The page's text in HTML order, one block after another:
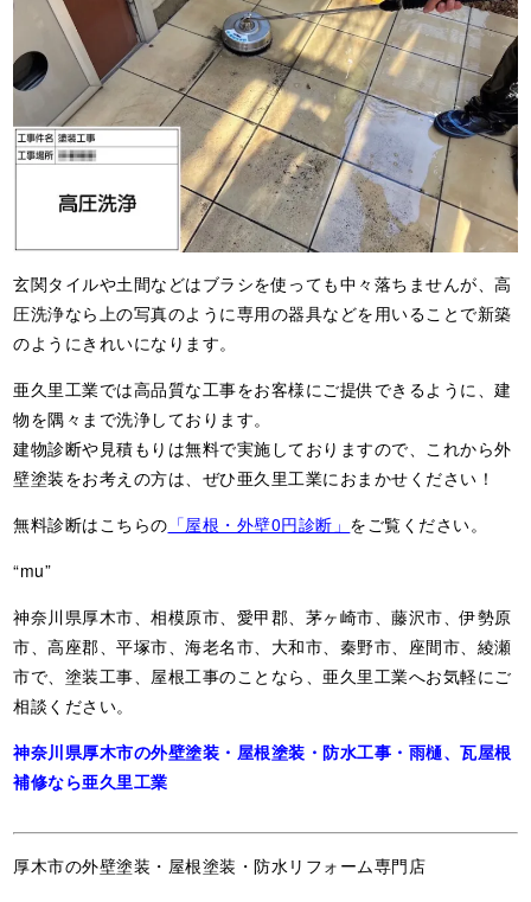
玄関タイルや土間などはブラシを使っても中々落ちませんが、高
圧洗浄なら上の写真のように専用の器具などを用いることで新築
のようにきれいになります。
亜久里工業では高品質な工事をお客様にご提供できるように、建
物を隅々まで洗浄しております。
建物診断や見積もりは無料で実施しておりますので、これから外
壁塗装をお考えの方は、ぜひ亜久里工業におまかせください！
無料診断はこちらの 「屋根・外壁0円診断」 をご覧ください。
“mu”
神奈川県厚木市、相模原市、愛甲郡、茅ヶ崎市、藤沢市、伊勢原
市、高座郡、平塚市、海老名市、大和市、秦野市、座間市、綾瀬
市で、塗装工事、屋根工事のことなら、亜久里工業へお気軽にご
相談ください。
神奈川県厚木市の外壁塗装・屋根塗装・防水工事・雨樋、瓦屋根
補修なら亜久里工業
厚木市の外壁塗装・屋根塗装・防水リフォーム専門店